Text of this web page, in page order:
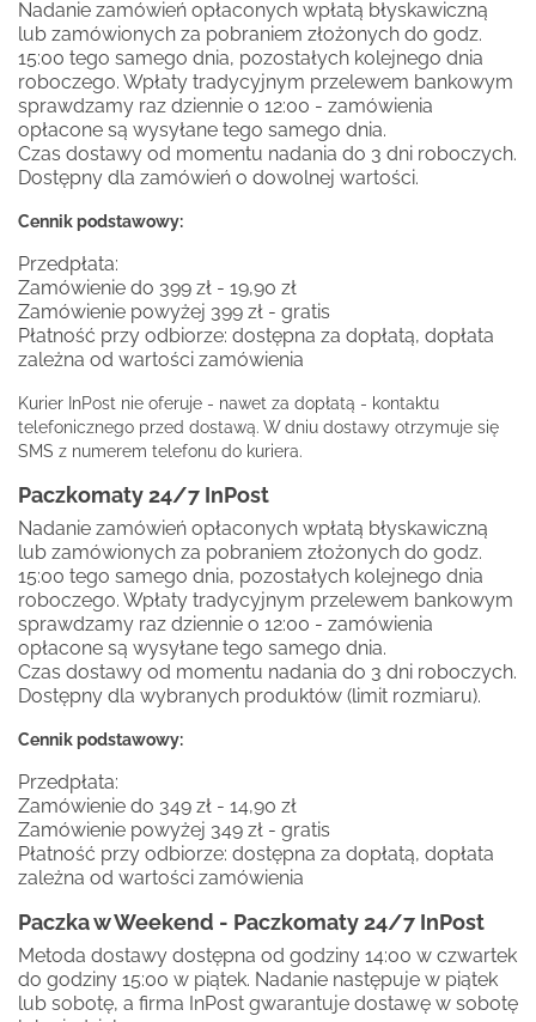
Nadanie zamówień opłaconych wpłatą błyskawiczną
lub zamówionych za pobraniem złożonych do godz.
15:00 tego samego dnia, pozostałych kolejnego dnia
roboczego. Wpłaty tradycyjnym przelewem bankowym
sprawdzamy raz dziennie o 12:00 - zamówienia
opłacone są wysyłane tego samego dnia.
Czas dostawy od momentu nadania do 3 dni roboczych.
Dostępny dla zamówień o dowolnej wartości.
Cennik podstawowy:
Przedpłata:
Zamówienie do 399 zł - 19,90 zł
Zamówienie powyżej 399 zł - gratis
Płatność przy odbiorze: dostępna za dopłatą, dopłata
zależna od wartości zamówienia
Kurier InPost nie oferuje - nawet za dopłatą - kontaktu
telefonicznego przed dostawą. W dniu dostawy otrzymuje się
SMS z numerem telefonu do kuriera.
Paczkomaty 24/7 InPost
Nadanie zamówień opłaconych wpłatą błyskawiczną
lub zamówionych za pobraniem złożonych do godz.
15:00 tego samego dnia, pozostałych kolejnego dnia
roboczego. Wpłaty tradycyjnym przelewem bankowym
sprawdzamy raz dziennie o 12:00 - zamówienia
opłacone są wysyłane tego samego dnia.
Czas dostawy od momentu nadania do 3 dni roboczych.
Dostępny dla wybranych produktów (limit rozmiaru).
Cennik podstawowy:
Przedpłata:
Zamówienie do 349 zł - 14,90 zł
Zamówienie powyżej 349 zł - gratis
Płatność przy odbiorze: dostępna za dopłatą, dopłata
zależna od wartości zamówienia
Paczka w Weekend - Paczkomaty 24/7 InPost
Metoda dostawy dostępna od godziny 14:00 w czwartek
do godziny 15:00 w piątek. Nadanie następuje w piątek
lub sobotę, a firma InPost gwarantuje dostawę w sobotę